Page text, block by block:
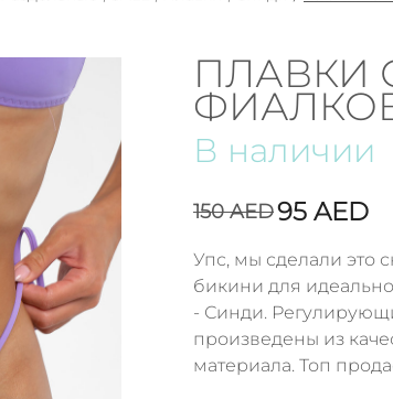
ПЛАВКИ
В наличии
150AED95 AED
Упс, мы сделали это
бикини для
- Синди.
произведены из
материала. Топ